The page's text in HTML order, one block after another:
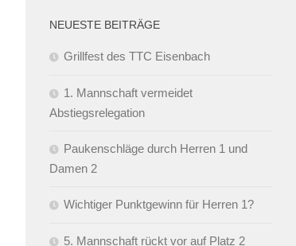
NEUESTE BEITRÄGE
Grillfest des TTC Eisenbach
1. Mannschaft vermeidet
Abstiegsrelegation
Paukenschläge durch Herren 1 und
Damen 2
Wichtiger Punktgewinn für Herren 1?
5. Mannschaft rückt vor auf Platz 2